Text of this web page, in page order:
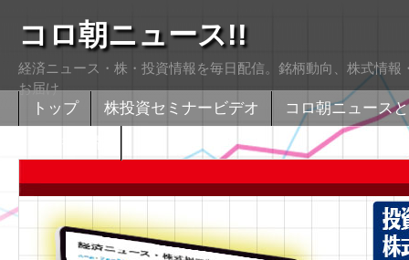
コロ朝ニュース!!
経済ニュース・株・投資情報を毎日配信。銘柄動向、株式情
お届け
トップ 株投資セミナービデオ
コロ朝ニュース